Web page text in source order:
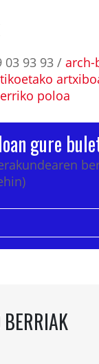
03 93 93 / arch-
poloa
gure
BERRIAK